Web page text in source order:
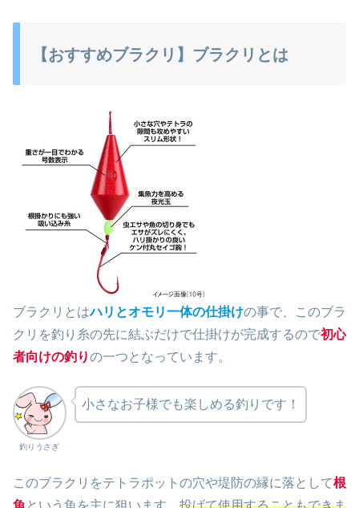
【おすすめブラクリ】ブラクリとは
ブラクリとはハリとオモリ一体の仕掛けの事で、このブラ
クリを釣り糸の先に結ぶだけで仕掛けが完成するので初心
者向けの釣りの一つとなっています。
釣りうさぎ
小さなお子様でも楽しめる釣りです！
このブラクリをテトラポットの穴や堤防の縁に落として根